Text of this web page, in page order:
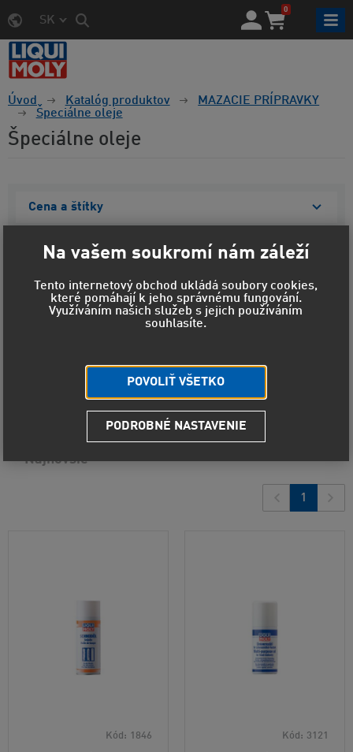
SK
0
Úvod Katalóg produktov
MAZACIE PRÍPRAVKY
Špeciálne oleje
Špeciálne oleje
Cena a štítky
Materiál obalu
Zobraziť vybrané
Predvolené radenie
Od najlacnejšieho
Od najdrahšieho
Najnovšie
2produkty
1
Kód: 1846 Kód: 3121
Na vašem soukromí nám záleží
Tento internetový obchod ukládá soubory cookies,
které pomáhají k jeho správnému fungování.
Využíváním našich služeb s jejich používáním
souhlasíte.
POVOLIŤ VŠETKO
PODROBNÉ NASTAVENIE